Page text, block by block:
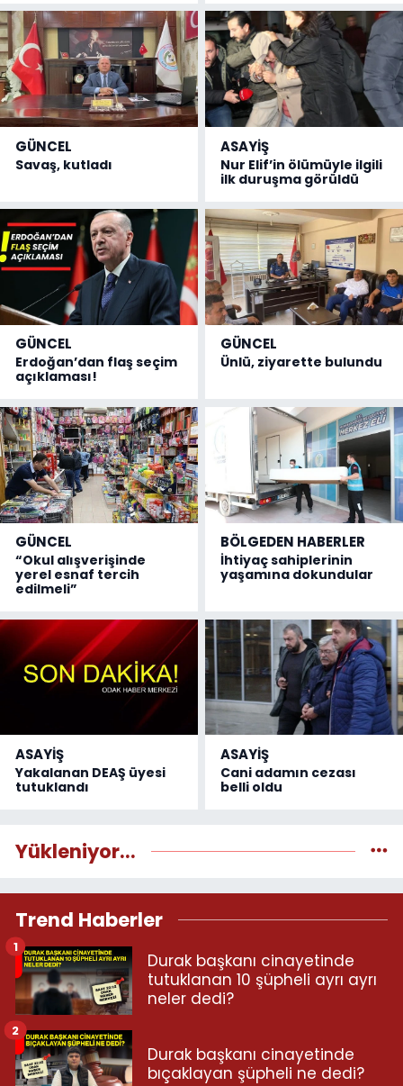
GÜNCEL
Savaş, kutladı
ASAYİŞ
Nur Elif’in ölümüyle ilgili
ilk duruşma görüldü
GÜNCEL
Erdoğan’dan flaş seçim
açıklaması!
GÜNCEL
Ünlü, ziyarette bulundu
GÜNCEL
“Okul alışverişinde
yerel esnaf tercih
edilmeli”
BÖLGEDEN HABERLER
İhtiyaç sahiplerinin
yaşamına dokundular
ASAYİŞ
Yakalanan DEAŞ üyesi
tutuklandı
ASAYİŞ
Cani adamın cezası
belli oldu
Yükleniyor...
Trend Haberler
Durak başkanı cinayetinde
tutuklanan 10 şüpheli ayrı ayrı
neler dedi?
1
Durak başkanı cinayetinde
bıçaklayan şüpheli ne dedi?
2